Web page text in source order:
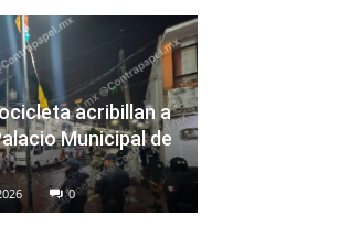
acribillan a
Municipal de
0